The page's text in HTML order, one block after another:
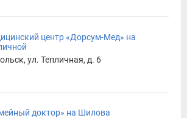
центр «Дорсум-Мед» на
ул. Тепличная, д. 6
доктор» на Шилова